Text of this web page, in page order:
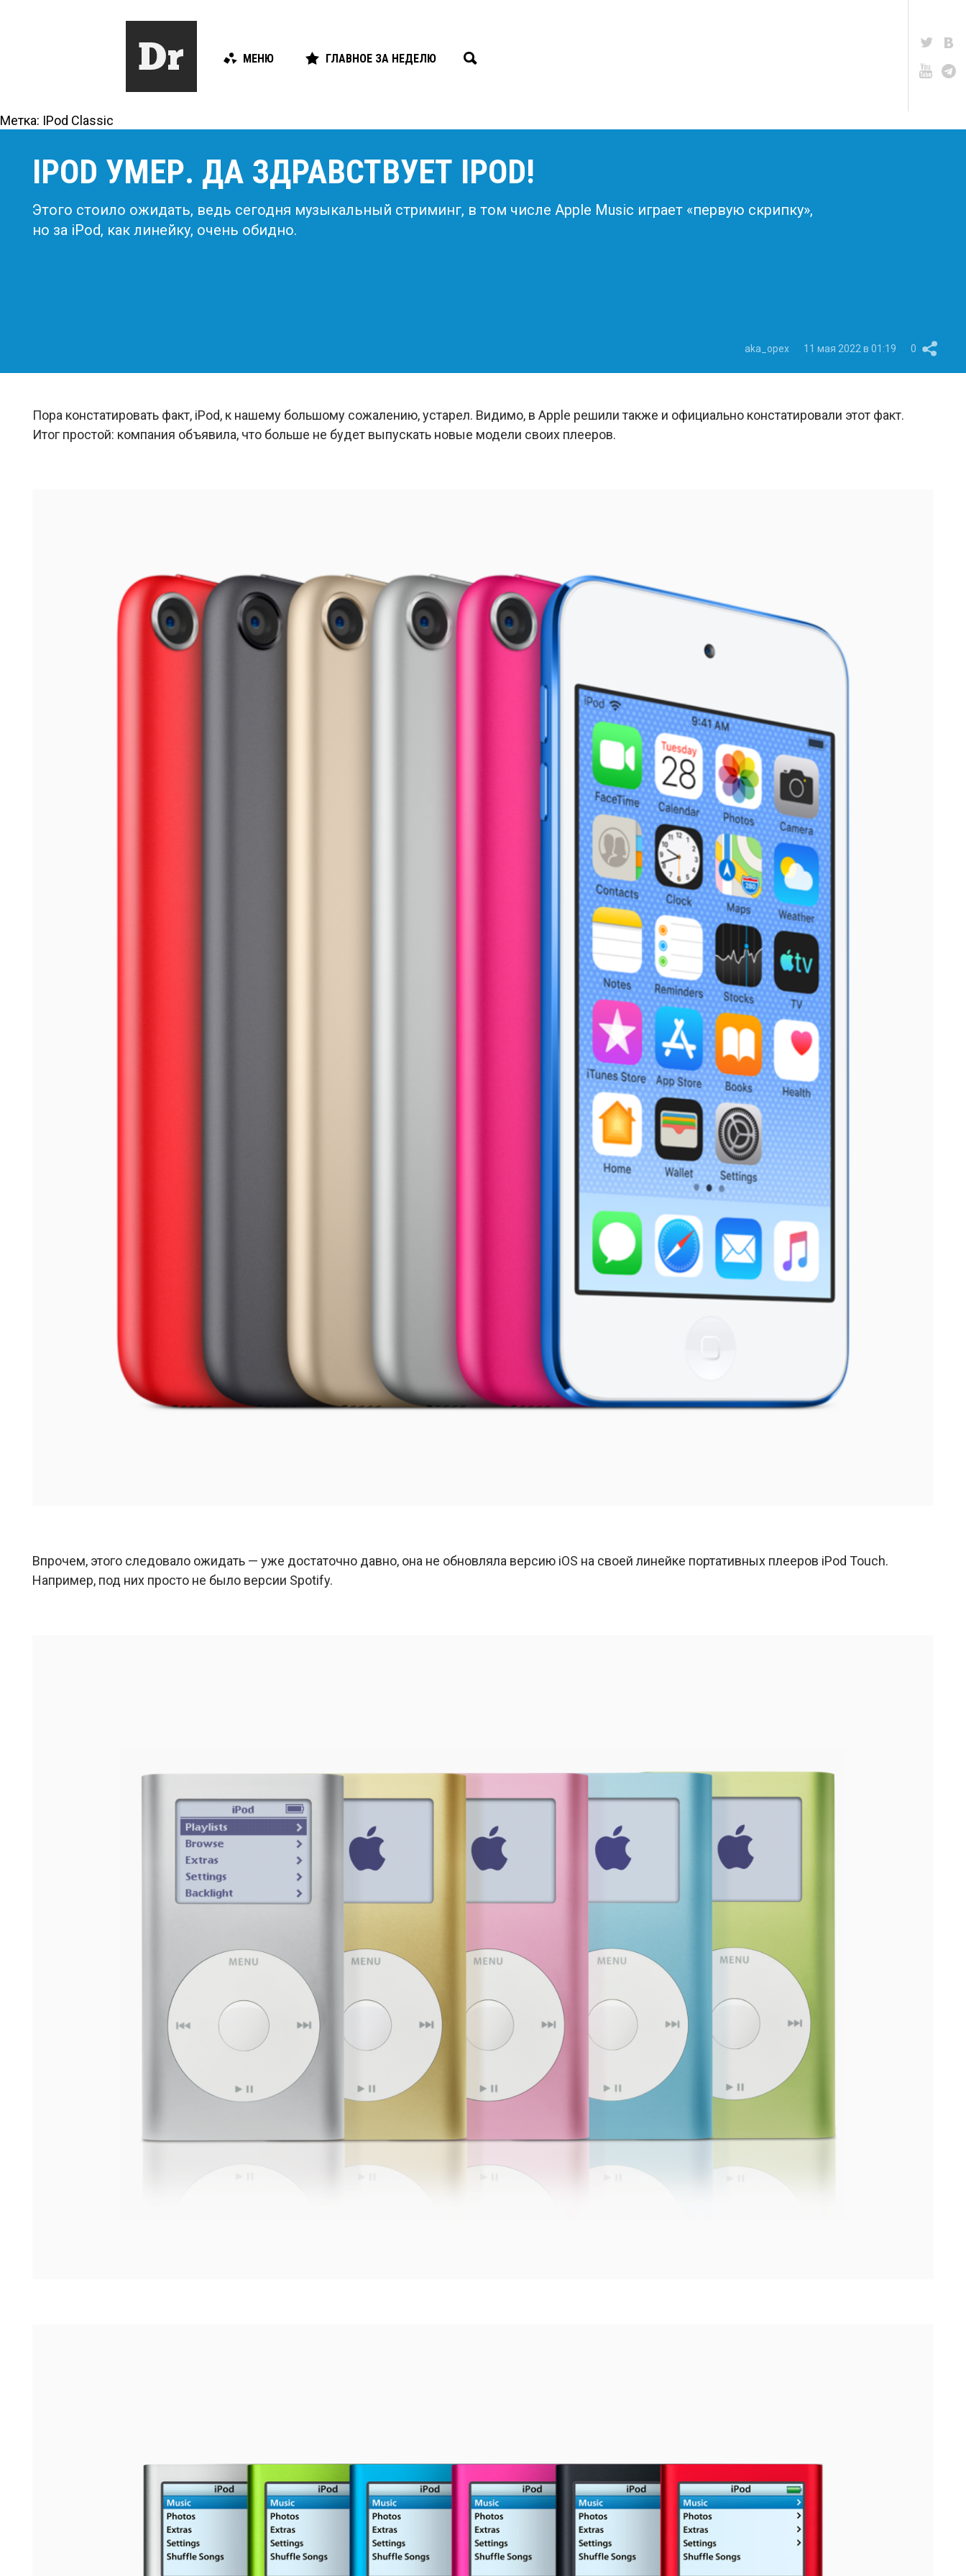
МЕНЮ ГЛАВНОЕ ЗА НЕДЕЛЮ
Метка: IPod Classic
IPOD УМЕР. ДА ЗДРАВСТВУЕТ IPOD!
Этого стоило ожидать, ведь сегодня музыкальный стриминг, в том числе Apple Music играет «первую скрипку»,
но за iPod, как линейку, очень обидно.
aka_opex 11 мая 2022 в 01:19 0
Пора констатировать факт, iPod, к нашему большому сожалению, устарел. Видимо, в Apple решили также и официально констатировали этот факт.
Итог простой: компания объявила, что больше не будет выпускать новые модели своих плееров.
Впрочем, этого следовало ожидать — уже достаточно давно, она не обновляла версию iOS на своей линейке портативных плееров iPod Touch.
Например, под них просто не было версии Spotify.